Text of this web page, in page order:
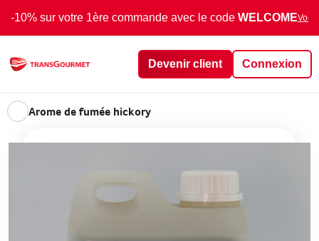
-10% sur votre 1ère commande avec le code WELCOMEVoir
Devenir client Connexion
Arome de fumée hickory